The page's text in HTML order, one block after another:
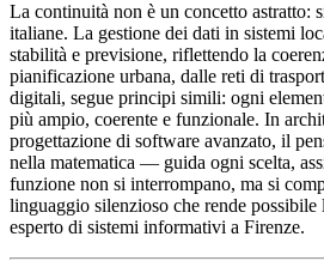
La continuità non è un concetto astratto:
italiane. La gestione dei dati in sistemi
stabilità e previsione, riflettendo la
pianificazione urbana, dalle reti di
digitali, segue principi simili: ogni
più ampio, coerente e funzionale. In
progettazione di software avanzato, il
nella matematica — guida ogni scelta,
funzione non si interrompano, ma si
linguaggio silenzioso che rende possibile
esperto di sistemi informativi a Firenze.